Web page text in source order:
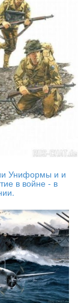
Униформы и и
в войне - в